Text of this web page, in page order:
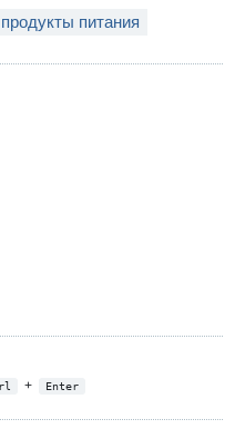
питания
+ Enter